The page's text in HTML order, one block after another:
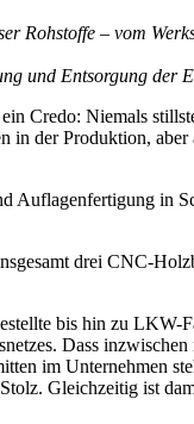
Rohstoffe – vom
und Entsorgung der
Credo: Niemals
in der Produktion,
Auflagenfertigung in
drei CNC-
bis hin zu LKW-
Dass
im Unternehmen
Gleichzeitig ist